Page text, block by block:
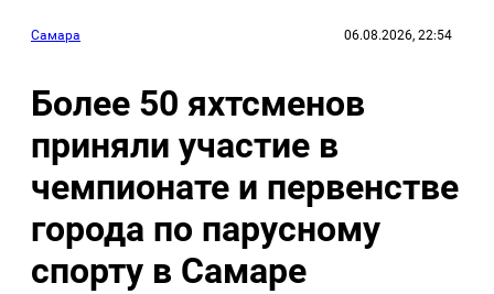
Самара 06.08.2026, 22:54
Более 50 яхтсменов
приняли участие в
чемпионате и первенстве
города по парусному
спорту в Самаре